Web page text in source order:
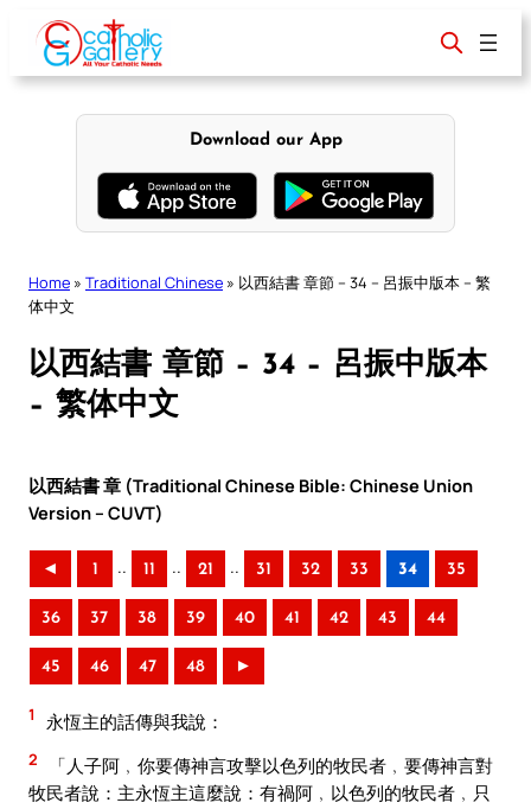
content
Download our App
Home » Traditional Chinese » 以西結書 章節 – 34 – 呂振中版本 – 繁
体中文
以西結書 章節 – 34 – 呂振中版本
– 繁体中文
以西結書 章 (Traditional Chinese Bible: Chinese Union
Version – CUVT)
◄ 1 .. 11 .. 21 .. 31 32 33 34 35
36 37 38 39 40 41 42 43 44
45 46 47 48 ►
1 永恆主的話傳與我說：
2
「人子阿﹐你要傳神言攻擊以色列的牧民者﹐要傳神言對
牧民者說：主永恆主這麼說：有禍阿﹐以色列的牧民者﹐只